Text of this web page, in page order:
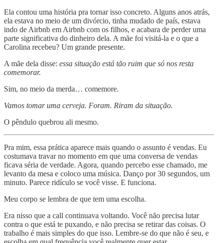
Ela contou uma história pra tornar isso concreto. Alguns anos atrás,
ela estava no meio de um divórcio, tinha mudado de país, estava
indo de Airbnb em Airbnb com os filhos, e acabara de perder uma
parte significativa do dinheiro dela. A mãe foi visitá-la e o que a
Carolina recebeu? Um grande presente.
A mãe dela disse: essa situação está tão ruim que só nos resta
comemorar.
Sim, no meio da merda… comemore.
Vamos tomar uma cerveja. Foram. Riram da situação.
O pêndulo quebrou ali mesmo.
Pra mim, essa prática aparece mais quando o assunto é vendas. Eu
costumava travar no momento em que uma conversa de vendas
ficava séria de verdade. Agora, quando percebo esse chamado, me
levanto da mesa e coloco uma música. Danço por 30 segundos, um
minuto. Parece ridículo se você visse. E funciona.
Meu corpo se lembra de que tem uma escolha.
Era nisso que a call continuava voltando. Você não precisa lutar
contra o que está te puxando, e não precisa se retirar das coisas. O
trabalho é mais simples do que isso. Lembre-se do que não é seu, e